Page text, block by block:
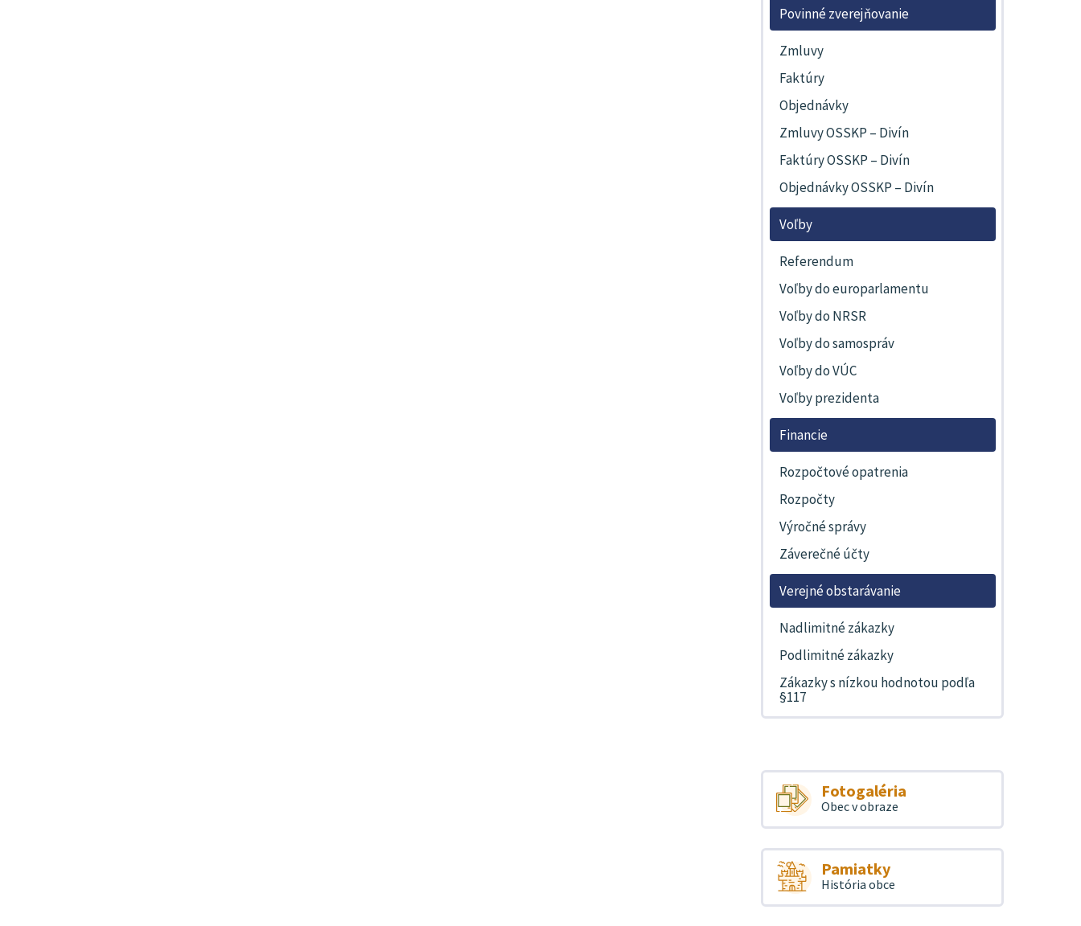
Povinné zverejňovanie
Zmluvy
Faktúry
Objednávky
Zmluvy OSSKP – Divín
Faktúry OSSKP – Divín
Objednávky OSSKP – Divín
Voľby
Referendum
Voľby do europarlamentu
Voľby do NRSR
Voľby do samospráv
Voľby do VÚC
Voľby prezidenta
Financie
Rozpočtové opatrenia
Rozpočty
Výročné správy
Záverečné účty
Verejné obstarávanie
Nadlimitné zákazky
Podlimitné zákazky
Zákazky s nízkou hodnotou podľa
§117
Fotogaléria
Obec v obraze
Pamiatky
História obce